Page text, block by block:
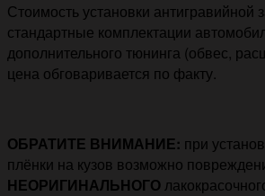
Стоимость установки антигравийной
стандартные комплектации
дополнительного тюнинга (обвес,
цена обговаривается по факту.
ОБРАТИТЕ ВНИМАНИЕ: при
плёнки на кузов возможно
НЕОРИГИНАЛЬНОГО